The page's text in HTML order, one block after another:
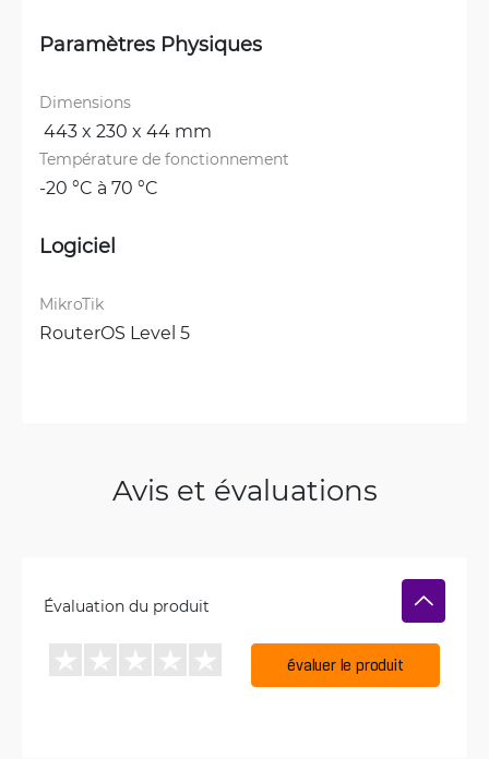
Paramètres Physiques
Dimensions
443 x 230 x 44 mm
Température de fonctionnement
-20 °C à 70 °C
Logiciel
MikroTik
RouterOS Level 5
Avis et évaluations
Évaluation du produit
évaluer le produit